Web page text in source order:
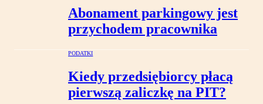
Abonament parkingowy jest
przychodem pracownika
PODATKI
Kiedy przedsiębiorcy płacą
pierwszą zaliczkę na PIT?